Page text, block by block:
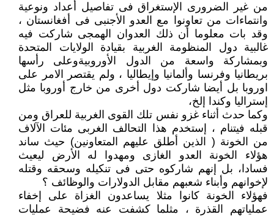
من غير الضرورى الإستغراق فى تفاصيل أعداد ونوعية
وانتماءات من تعاونوا مع العدو الأجنبى فى أفغانستان ،
وقد بات معلوما أن ذلك العدوان الهمجى شاركت فيه
غالبية دول المنظومة الغربية بقيادة الولايات المتحدة
وبمشاركة واسعة من الدول الأوروبيةوعلى رأسها
بريطانيا وفرنسا وألمانيا وإيطاليا ، ولم يقتصر الامر على
اوروبا بل أيضا شاركت دول أخرى من خارج أوروبا مثل
إستراليا وكندا إلخ،
وكما حدث أثناء غزو نفس تلك القوى الغربية للعراق ومن
قبله فيتنام ، إستخدم هذا التحالف الغربى مئات الآلاف
من الخونة ( الذين أطلق عليهم المتعاونين) حيث ساند
هؤلاء الخونة العدو الغازى ومهدوا له الأرض ليعيث
فسادا، بل إنهم شاركوه حتى فى تنكيله وسحقه وقتله
لإخوانهم وأبناء شعبهم مقابل الدولارات والوظائف ؟
فهؤلاء الخونة كانوا مثلا يساعدون الغزاة على إخفاء
عملياتهم القذرة ، مثلما كشفت عنه فضيحة عمليات